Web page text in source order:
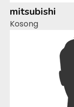
mitsubishi
Kosong